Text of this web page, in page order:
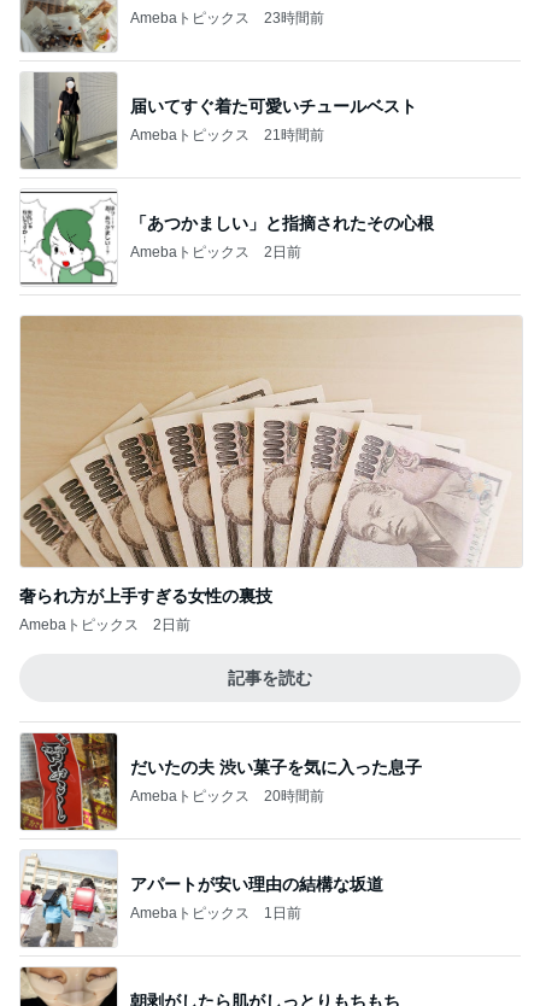
Amebaトピックス 23時間前
届いてすぐ着た可愛いチュールベスト
Amebaトピックス 21時間前
「あつかましい」と指摘されたその心根
Amebaトピックス 2日前
奢られ方が上手すぎる女性の裏技
Amebaトピックス 2日前
記事を読む
だいたの夫 渋い菓子を気に入った息子
Amebaトピックス 20時間前
アパートが安い理由の結構な坂道
Amebaトピックス 1日前
朝剥がしたら肌がしっとりもちもち